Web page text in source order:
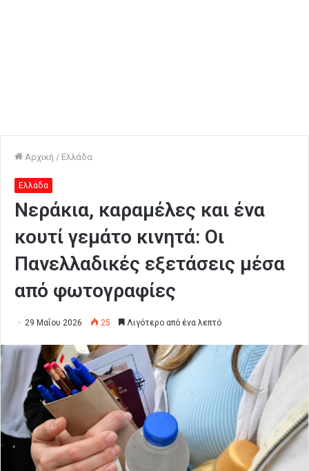
Αρχική / Ελλάδα
Ελλάδα
Νεράκια, καραμέλες και ένα
κουτί γεμάτο κινητά: Οι
Πανελλαδικές εξετάσεις μέσα
από φωτογραφίες
29 Μαΐου 2026 25 Λιγότερο από ένα λεπτό